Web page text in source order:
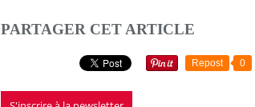
PARTAGER CET ARTICLE
Repost 0